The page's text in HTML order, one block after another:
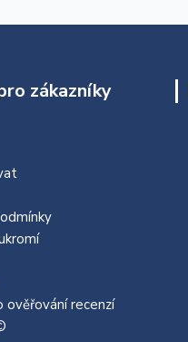
zákazníky
ověřování recenzí